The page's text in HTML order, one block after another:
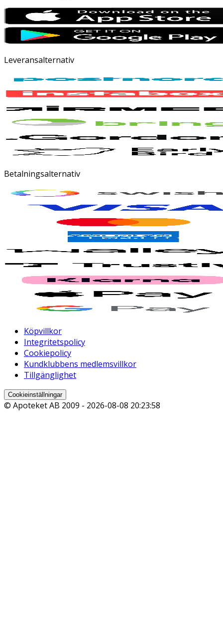
Leveransalternativ
Betalningsalternativ
Köpvillkor
Integritetspolicy
Cookiepolicy
Kundklubbens medlemsvillkor
Tillgänglighet
Cookieinställningar
© Apoteket AB 2009 - 2026-08-08 20:23:58